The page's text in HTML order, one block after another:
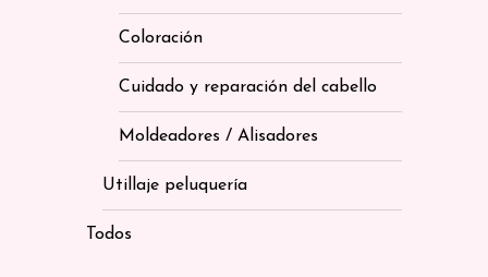
Coloración
Cuidado y reparación del cabello
Moldeadores / Alisadores
Utillaje peluquería
Todos